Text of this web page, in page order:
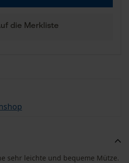
die Merkliste
sehr leichte und bequeme Mütze.